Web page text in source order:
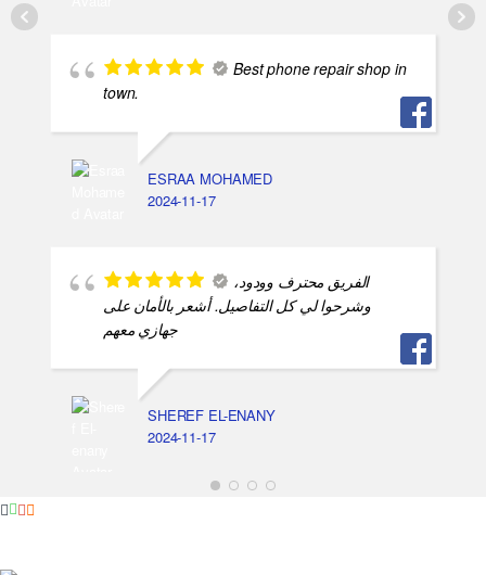
Best phone repair shop in
town.
ESRAA MOHAMED
2024-11-17
الفريق محترف وودود،
وشرحوا لي كل التفاصيل. أشعر بالأمان على
جهازي معهم
SHEREF EL-ENANY
2024-11-17